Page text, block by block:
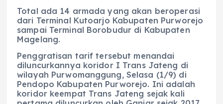
Total ada 14 armada yang akan beroperasi
dari Terminal Kutoarjo Kabupaten Purworejo
sampai Terminal Borobudur di Kabupaten
Magelang.
Penggratisan tarif tersebut menandai
diluncurkannya koridor I Trans Jateng di
wilayah Purwomanggung, Selasa (1/9) di
Pendopo Kabupaten Purworejo. Ini adalah
koridor keempat Trans Jateng sejak kali